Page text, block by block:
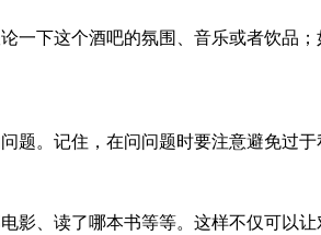
下这个酒吧的氛围、音乐或者饮品
。记住，在问问题时要注意避免过于
影、读了哪本书等等。这样不仅可以